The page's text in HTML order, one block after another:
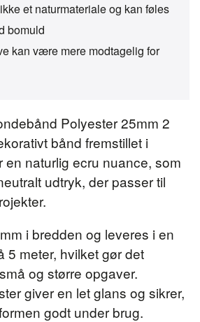
Polyester 25mm 2
bånd fremstillet i
en naturlig ecru nuance, som
udtryk, der passer til
i bredden og leveres i en
meter, hvilket gør det
og større opgaver.
giver en let glans og sikrer,
godt under brug.
et naturmateriale og kan føles
bomuld
kan være mere modtagelig for